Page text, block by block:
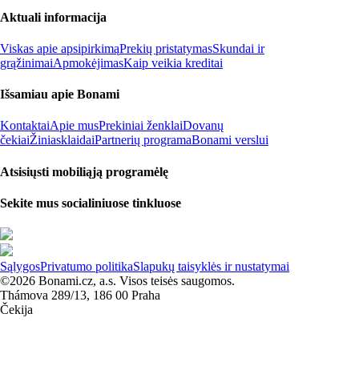
Aktuali informacija
Viskas apie apsipirkimąPrekių pristatymasSkundai ir
grąžinimaiApmokėjimasKaip veikia kreditai
Išsamiau apie Bonami
KontaktaiApie musPrekiniai ženklaiDovanų
čekiaiŽiniasklaidaiPartnerių programaBonami verslui
Atsisiųsti mobiliąją programėlę
Sekite mus socialiniuose tinkluose
SąlygosPrivatumo politikaSlapukų taisyklės ir nustatymai
©2026 Bonami.cz, a.s. Visos teisės saugomos.
Thámova 289/13, 186 00 Praha
Čekija